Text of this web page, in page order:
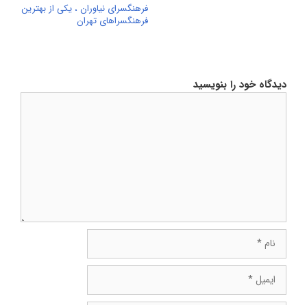
فرهنگسرای نیاوران ، یکی از بهترین
فرهنگسراهای تهران
دیدگاه خود را بنویسید
ایمیل